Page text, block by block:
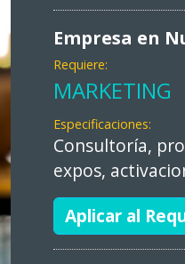
Empresa en
Requiere:
MARKETING
Especificaciones:
Consultoría,
expos,
Aplicar al